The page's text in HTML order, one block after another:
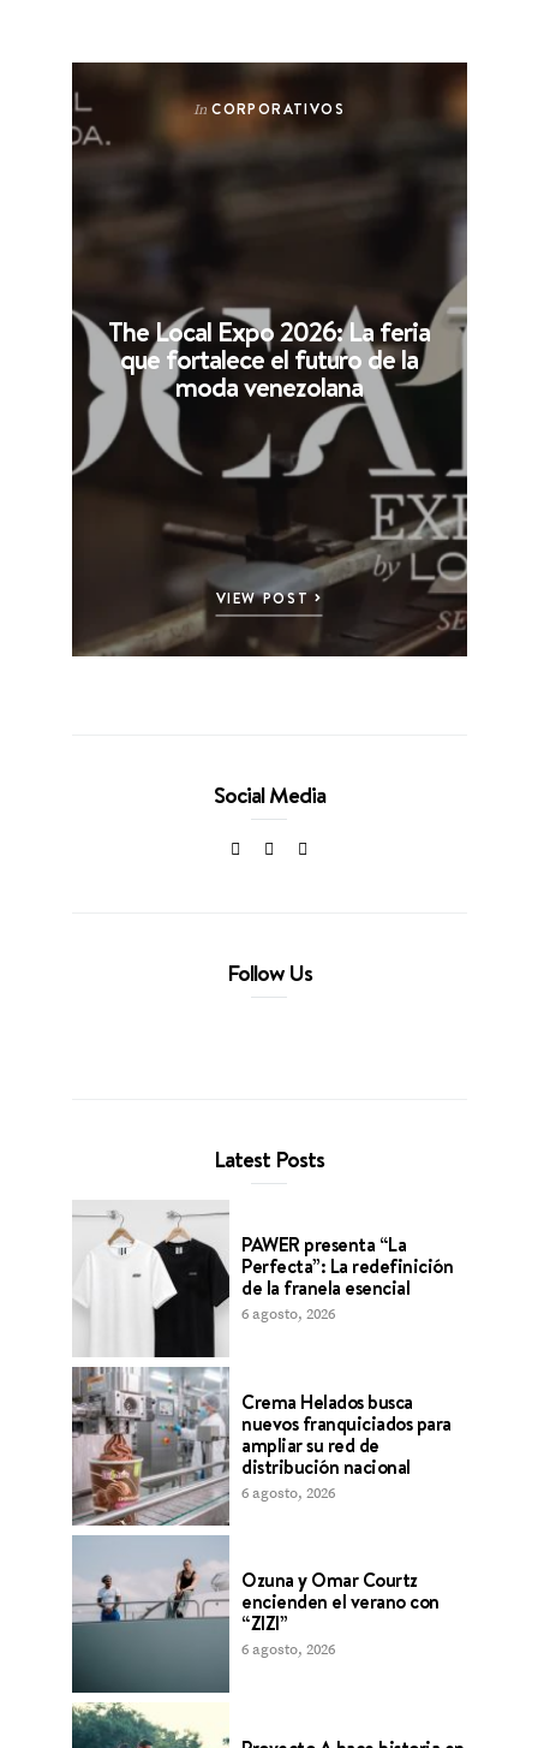
In CORPORATIVOS
The Local Expo 2026: La feria
que fortalece el futuro de la
moda venezolana
VIEW POST
Social Media
Follow Us
Latest Posts
PAWER presenta “La
Perfecta”: La redefinición
de la franela esencial
6 agosto, 2026
Crema Helados busca
nuevos franquiciados para
ampliar su red de
distribución nacional
6 agosto, 2026
Ozuna y Omar Courtz
encienden el verano con
“ZIZI”
6 agosto, 2026